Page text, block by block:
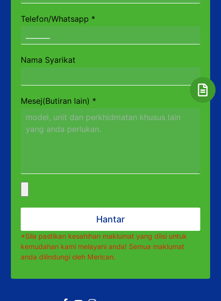
Telefon/Whatsapp *
Nama Syarikat
Mesej(Butiran lain) *
Hantar
*Sila pastikan kesahihan maklumat yang diisi untuk
kemudahan kami melayani anda! Semua maklumat
anda dilindungi oleh Merican.